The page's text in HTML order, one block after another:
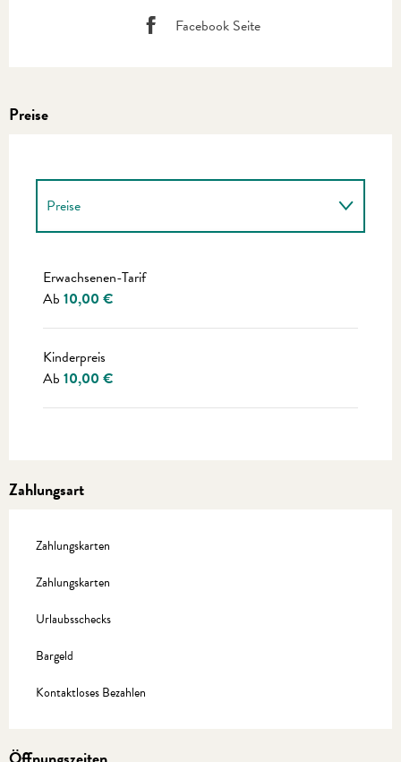
Facebook Seite
Preise
Preise
Erwachsenen-Tarif
Ab 10,00 €
Kinderpreis
Ab 10,00 €
Zahlungsart
Zahlungskarten
Zahlungskarten
Urlaubsschecks
Bargeld
Kontaktloses Bezahlen